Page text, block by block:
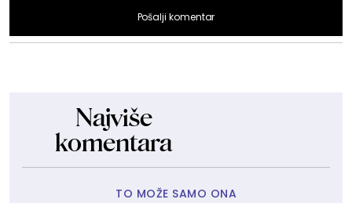
Pošalji komentar
Najviše
komentara
TO MOŽE SAMO ONA